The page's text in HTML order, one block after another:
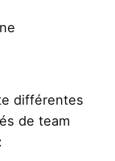
différentes
de team